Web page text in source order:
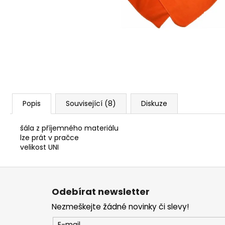
Popis Související (8) Diskuze
šála z příjemného materiálu
lze prát v pračce
velikost UNI
SAKO S20 HUNTER CAL. 308W, HLAVEŇ
20", TST, MT/ZÁVIT NA ÚSTÍ 5/8-24/
Z
Odebírat newsletter
Nezmeškejte žádné novinky či slevy!